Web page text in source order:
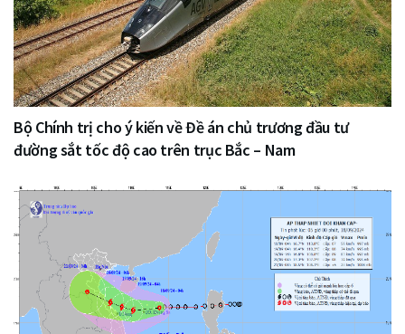
Bộ Chính trị cho ý kiến về Đề án chủ trương đầu tư
đường sắt tốc độ cao trên trục Bắc – Nam